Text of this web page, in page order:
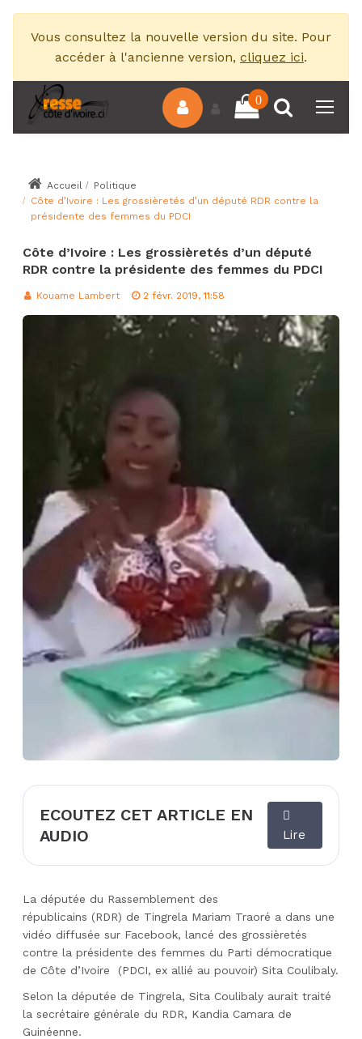
Vous consultez la nouvelle version du site. Pour
accéder à l'ancienne version, cliquez ici.
0
Accueil
Politique
Côte d’Ivoire : Les grossièretés d’un député RDR contre la
présidente des femmes du PDCI
Côte d’Ivoire : Les grossièretés d’un député
RDR contre la présidente des femmes du PDCI
Kouame Lambert 2 févr. 2019, 11:58
ECOUTEZ CET ARTICLE EN
AUDIO
Lire
La députée du Rassemblement des
républicains (RDR) de Tingrela Mariam Traoré a dans une
vidéo diffusée sur Facebook, lancé des grossièretés
contre la présidente des femmes du Parti démocratique
de Côte d’Ivoire (PDCI, ex allié au pouvoir) Sita Coulibaly.
Selon la députée de Tingrela, Sita Coulibaly aurait traité
la secrétaire générale du RDR, Kandia Camara de
Guinéenne.